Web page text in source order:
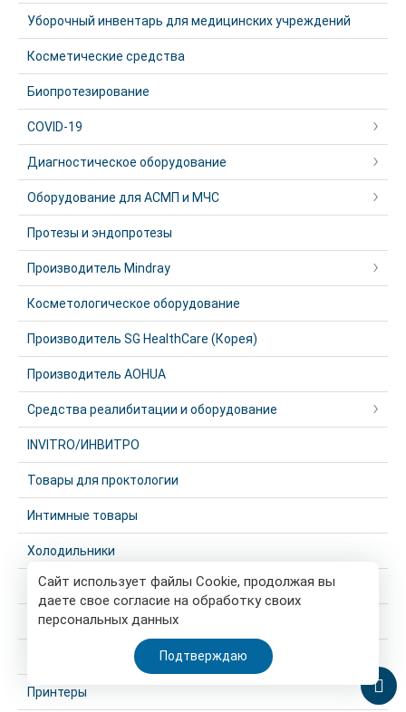
Сайт использует файлы Cookie, продолжая вы
даете свое согласие на обработку своих
персональных данных
Подтверждаю
Уборочный инвентарь для медицинских учреждений
Косметические средства
Биопротезирование
COVID-19
Диагностическое оборудование
Оборудование для АСМП и МЧС
Протезы и эндопротезы
Производитель Mindray
Косметологическое оборудование
Производитель SG HealthCare (Корея)
Производитель AOHUA
Средства реалибитации и оборудование
INVITRO/ИНВИТРО
Товары для проктологии
Интимные товары
Холодильники
Беспроводные системы мониторинга
Вакуумные концентраторы
Медицинская мебель
Принтеры